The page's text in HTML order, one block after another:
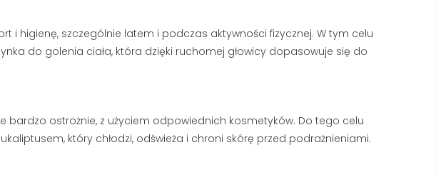
i higienę, szczególnie latem i podczas aktywności fizycznej. W tym celu
do golenia ciała, która dzięki ruchomej głowicy dopasowuje się do
bardzo ostrożnie, z użyciem odpowiednich kosmetyków. Do tego celu
który chłodzi, odświeża i chroni skórę przed podrażnieniami.